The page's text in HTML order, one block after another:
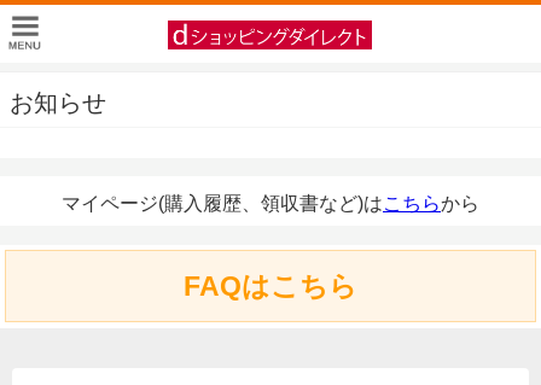
お知らせ
マイページ(購入履歴、領収書など)はこちらから
FAQはこちら